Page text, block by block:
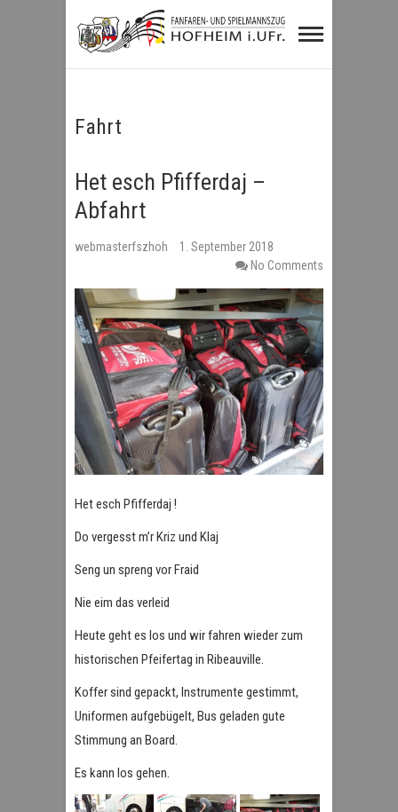
Fanfaren- und
Spielmannszug
Fahrt
Het esch Pfifferdaj –
Abfahrt
webmasterfszhoh
1. September 2018
No Comments
Het esch Pfifferdaj !
Do vergesst m’r Kriz und Klaj
Seng un spreng vor Fraid
Nie eim das verleid
Heute geht es los und wir fahren wieder zum
historischen Pfeifertag in Ribeauville.
Koffer sind gepackt, Instrumente gestimmt,
Uniformen aufgebügelt, Bus geladen gute
Stimmung an Board.
Es kann los gehen.